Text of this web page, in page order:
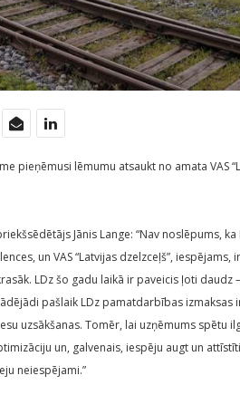
pieņēmusi lēmumu atsaukt no amata VAS
Jānis Lange: “Nav noslēpums,
un VAS “Latvijas dzelzceļš”,
LDz šo gadu laikā ir paveicis ļoti
pašlaik LDz pamatdarbības
uzsākšanas. Tomēr, lai uzņēmums spētu
un, galvenais, iespēju augt un
neiespējami.”